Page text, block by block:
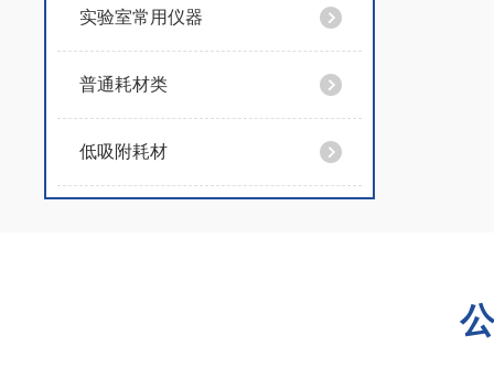
实验室常用仪器
普通耗材类
低吸附耗材